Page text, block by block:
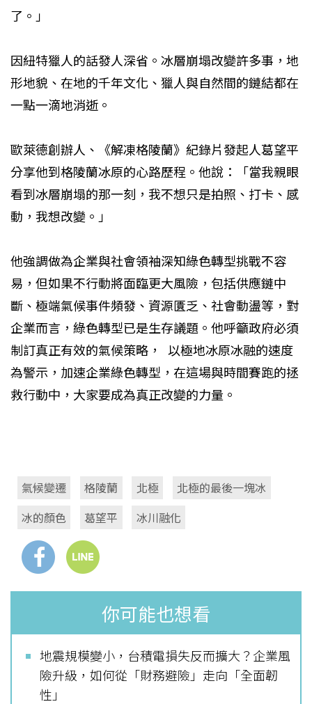
了。」
因紐特獵人的話發人深省。冰層崩塌改變許多事，地
形地貌、在地的千年文化、獵人與自然間的鏈結都在
一點一滴地消逝。
歐萊德創辦人、《解凍格陵蘭》紀錄片發起人葛望平
分享他到格陵蘭冰原的心路歷程。他說：「當我親眼
看到冰層崩塌的那一刻，我不想只是拍照、打卡、感
動，我想改變。」
他強調做為企業與社會領袖深知綠色轉型挑戰不容
易，但如果不行動將面臨更大風險，包括供應鏈中
斷、極端氣候事件頻發、資源匱乏、社會動盪等，對
企業而言，綠色轉型已是生存議題。他呼籲政府必須
制訂真正有效的氣候策略， 以極地冰原冰融的速度
為警示，加速企業綠色轉型，在這場與時間賽跑的拯
救行動中，大家要成為真正改變的力量。
氣候變遷 格陵蘭 北極
北極的最後一塊冰
冰的顏色
葛望平 冰川融化
你可能也想看
地震規模變小，台積電損失反而擴大？企業風
險升級，如何從「財務避險」走向「全面韌
性」